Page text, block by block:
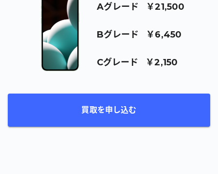
Aグレード ￥21,500
Bグレード ￥6,450
Cグレード ￥2,150
買取を申し込む